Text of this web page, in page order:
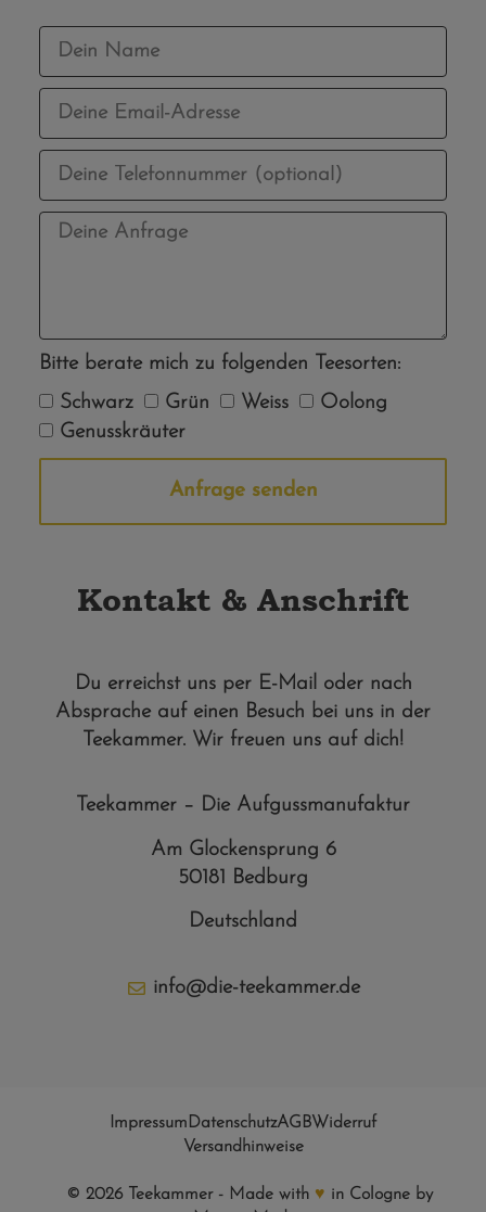
Bitte berate mich zu folgenden Teesorten:
Schwarz
Grün Weiss
Oolong
Genusskräuter
Anfrage senden
Kontakt & Anschrift
Du erreichst uns per E-Mail oder nach
Absprache auf einen Besuch bei uns in der
Teekammer. Wir freuen uns auf dich!
Teekammer – Die Aufgussmanufaktur
Am Glockensprung 6
50181 Bedburg
Deutschland
info@die-teekammer.de
© 2026 Teekammer - Made with ♥ in Cologne by
ImpressumDatenschutzAGBWiderruf
Versandhinweise